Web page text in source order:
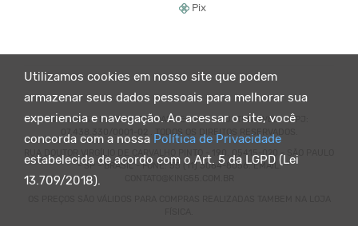
Utilizamos cookies em nosso site que podem
armazenar seus dados pessoais para melhorar sua
experiencia e navegação. Ao acessar o site, você
concorda com a nossa Política de Privacidade
estabelecida de acordo com o Art. 5 da LGPD (Lei
13.709/2018).
Pix
© KING55 - LOJA DE ROUPAS VEGANO E SUSTENTÁVEL. CNPJ:
07.438.330/0001-02 . TODOS OS DIREITOS RESERVADOS.
RUA DOUTOR VIRGÍLIO DE CARVALHO PINTO - 190, 05415-020 - SÃO PAULO
- SP - BRASIL - FONE: 55 (11) 3064-8056. EMAIL: